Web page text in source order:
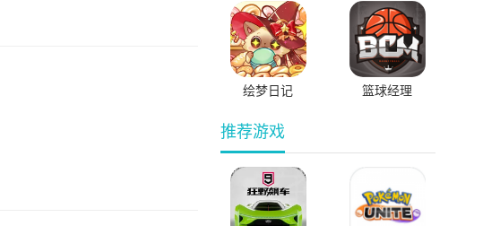
认证
绘梦日记 篮球经理
推荐游戏